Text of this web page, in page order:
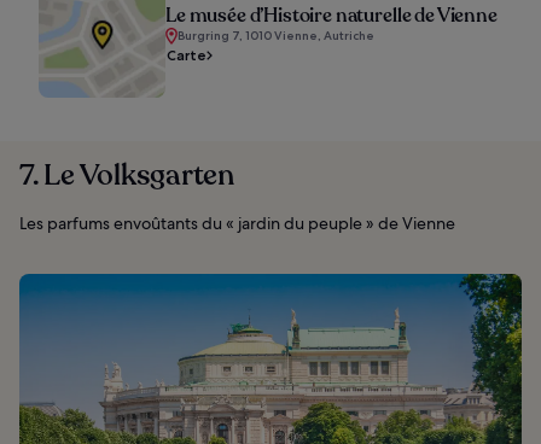
Le musée d’Histoire naturelle de Vienne
Burgring 7, 1010 Vienne, Autriche
Carte
7. Le Volksgarten
Les parfums envoûtants du « jardin du peuple » de Vienne